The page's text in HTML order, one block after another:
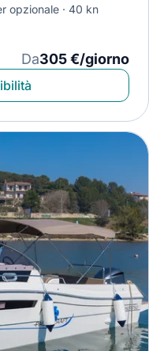
opzionale
40 kn
Da305 €/giorno